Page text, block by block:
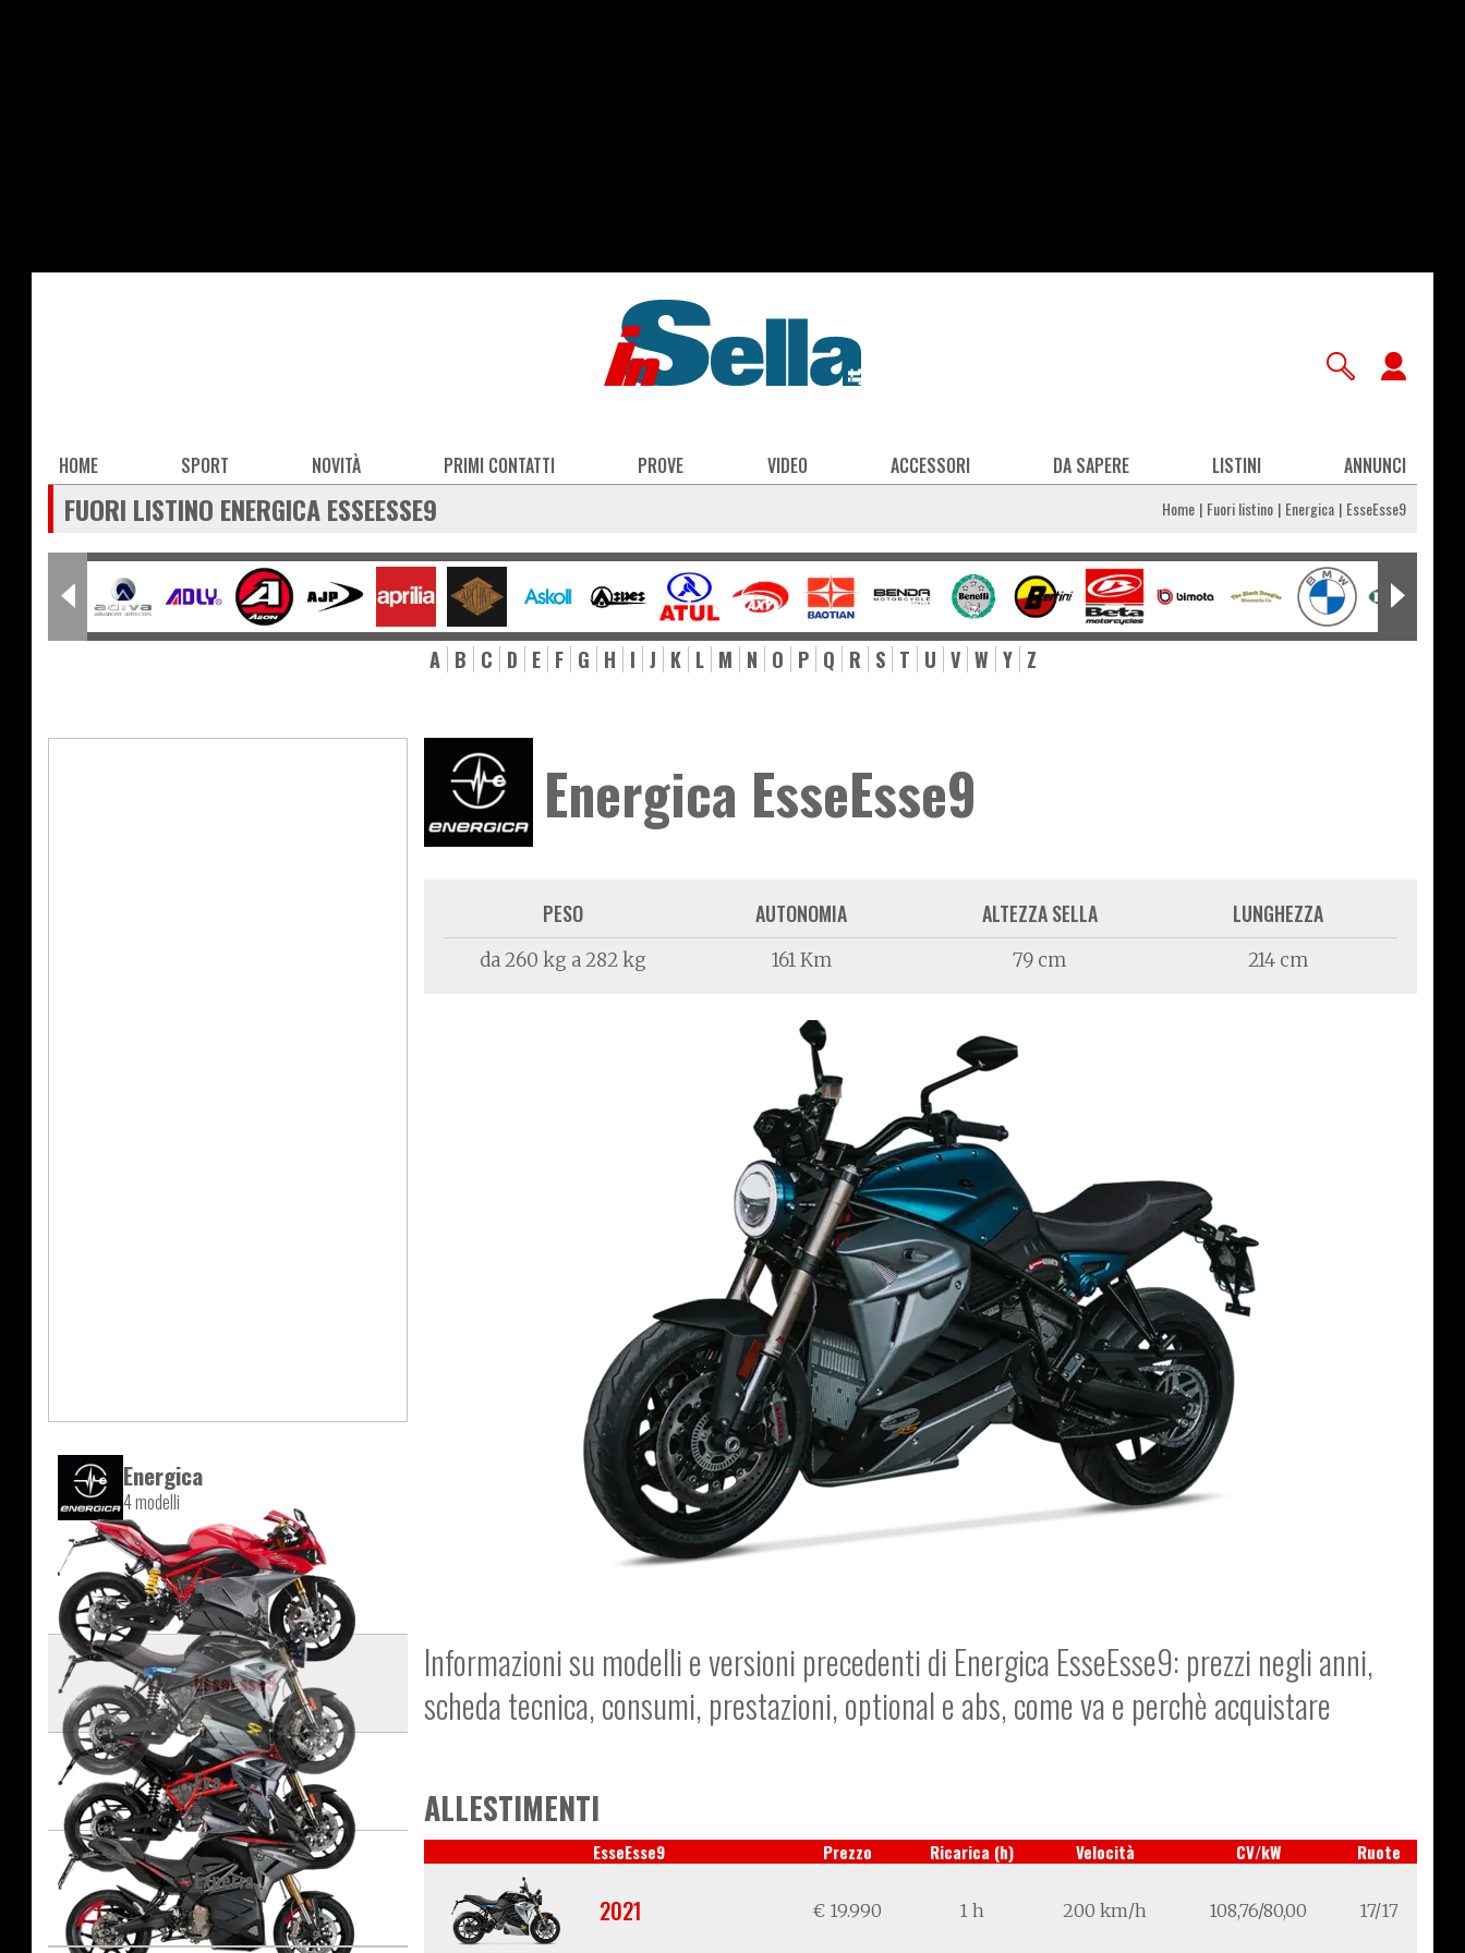
Main
navigation
HOME SPORT NOVITÀ PRIMI CONTATTI PROVE VIDEO ACCESSORI DA SAPERE LISTINI ANNUNCI
FUORI LISTINO ENERGICA ESSEESSE9 Home Fuori listino Energica EsseEsse9
A B C D E F G H I J K L M N O P Q R S T U V W Y Z
Energica
4 modelli
Ego
EsseEsse9
Eva
Experia
Energica EsseEsse9
PESO
da 260 kg a 282 kg
AUTONOMIA
161 Km
ALTEZZA SELLA
79 cm
LUNGHEZZA
214 cm
Informazioni su modelli e versioni precedenti di Energica EsseEsse9: prezzi negli anni,
scheda tecnica, consumi, prestazioni, optional e abs, come va e perchè acquistare
ALLESTIMENTI
EsseEsse9 Prezzo Ricarica (h) Velocità CV/kW Ruote
2021 € 19.990 1 h 200 km/h 108,76/80,00 17/17